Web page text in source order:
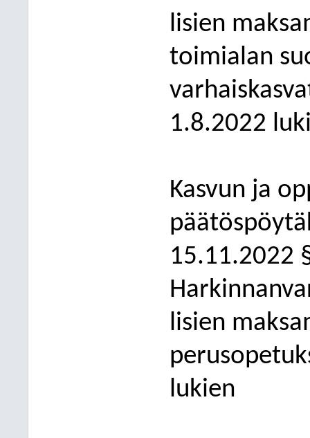
lisien
toimialan
1.8.2022
Kasvun ja
15.11.2022
lisien
lukien